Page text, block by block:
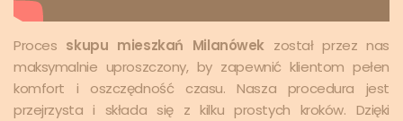
Proces skupu mieszkań Milanówek został przez nas
maksymalnie uproszczony, by zapewnić klientom pełen
komfort i oszczędność czasu. Nasza procedura jest
przejrzysta i składa się z kilku prostych kroków. Dzięki